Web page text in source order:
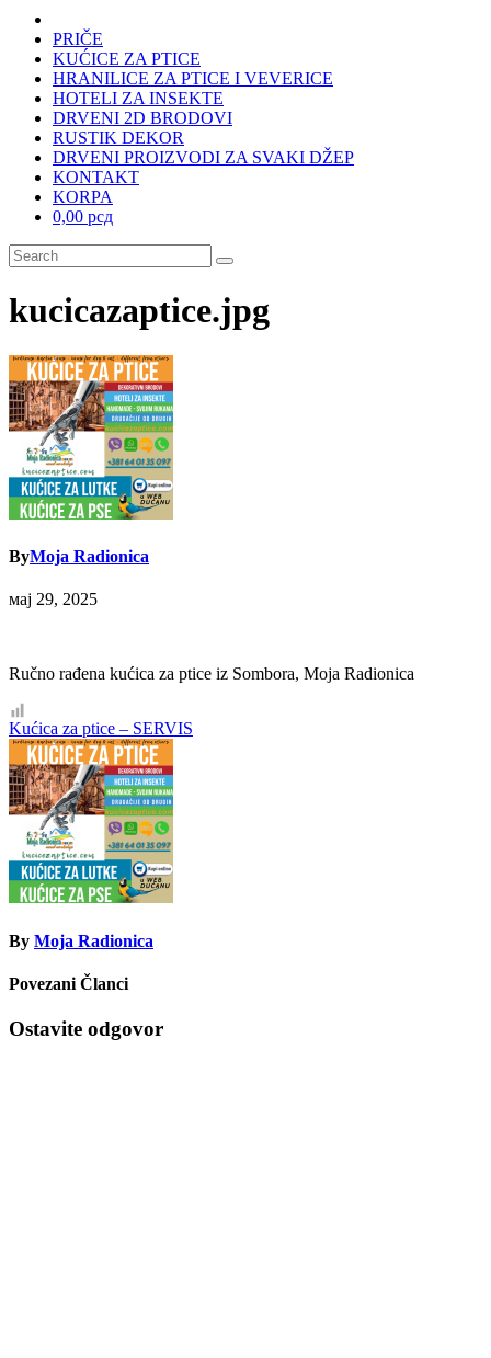
PRIČE
KUĆICE ZA PTICE
HRANILICE ZA PTICE I VEVERICE
HOTELI ZA INSEKTE
DRVENI 2D BRODOVI
RUSTIK DEKOR
DRVENI PROIZVODI ZA SVAKI DŽEP
KONTAKT
KORPA
0,00 рсд
kucicazaptice.jpg
ByMoja Radionica
мај 29, 2025
Ručno rađena kućica za ptice iz Sombora, Moja Radionica
Кретање
чланка
Kućica za ptice – SERVIS
By Moja Radionica
Povezani Članci
Ostavite odgovor